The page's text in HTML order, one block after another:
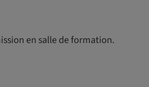
en salle de formation.